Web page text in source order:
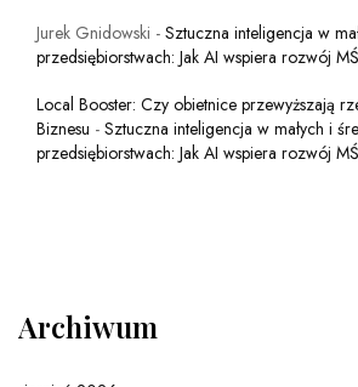
Jurek Gnidowski - Sztuczna inteligencja w
przedsiębiorstwach: Jak AI wspiera rozwój
Local Booster: Czy obietnice przewyższają
Biznesu - Sztuczna inteligencja w małych i
przedsiębiorstwach: Jak AI wspiera rozwój
Archiwum